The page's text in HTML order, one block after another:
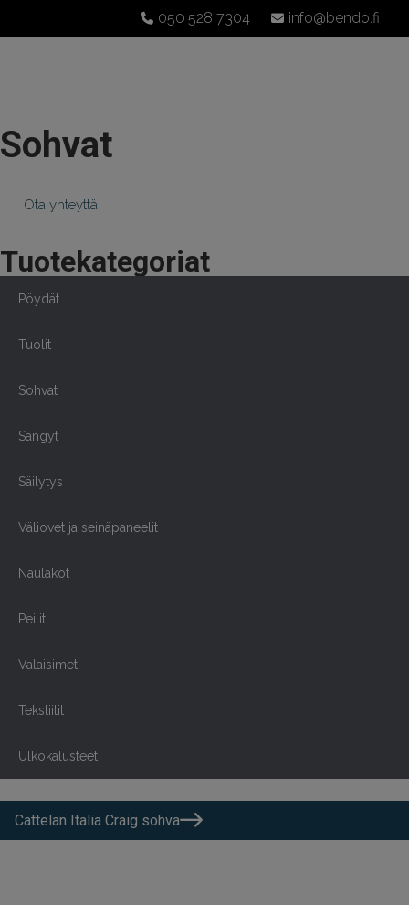
050 528 7304 info@bendo.fi
Sohvat
Ota yhteyttä
Tuotekategoriat
Pöydät
Tuolit
Sohvat
Sängyt
Säilytys
Väliovet ja seinäpaneelit
Naulakot
Peilit
Valaisimet
Tekstiilit
Ulkokalusteet
Cattelan Italia Craig sohva